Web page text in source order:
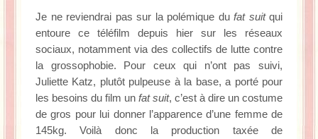
Je ne reviendrai pas sur la polémique du fat suitqui
entoure ce téléfilm depuis hier sur les réseaux
sociaux, notamment via des collectifs de lutte contre
la grossophobie. Pour ceux qui n’ont pas suivi,
Juliette Katz, plutôt pulpeuse à la base, a porté pour
les besoins du film un fat suit, c’est à dire un costume
de gros pour lui donner l’apparence d’une femme de
145kg. Voilà donc la production taxée de